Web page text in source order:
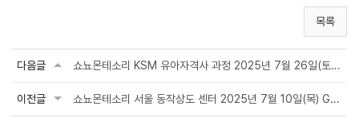
목록
다음글 쇼뇨몬테소리 KSM 유아자격사 과정 2025년 7월 26일(토) 개강
이전글 쇼뇨몬테소리 서울 동작상도 센터 2025년 7월 10일(목) GRAND OPEN